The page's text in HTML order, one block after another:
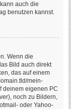
auch die
benutzen kannst.
Wenn die
Bild auch direkt
das auf einem
mein-
deinem eigenen PC
noch zu Bildern,
oder Yahoo-